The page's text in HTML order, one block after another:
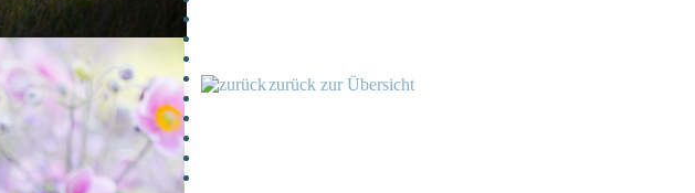
zurück zur Übersicht